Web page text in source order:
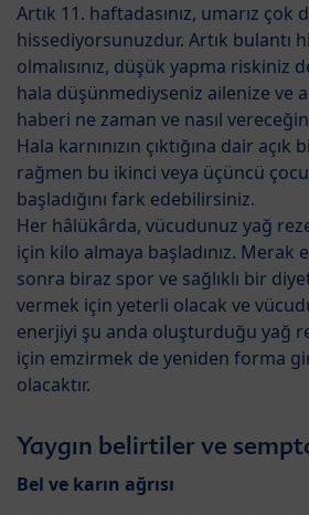
Artık 11. haftadasınız, umarız çok
hissediyorsunuzdur. Artık bulantı
olmalısınız, düşük yapma riskiniz
hala düşünmediyseniz ailenize ve
haberi ne zaman ve nasıl
Hala karnınızın çıktığına dair
rağmen bu ikinci veya üçüncü
başladığını fark edebilirsiniz.
Her hâlükârda, vücudunuz yağ
için kilo almaya başladınız.
sonra biraz spor ve sağlıklı bir diyet
vermek için yeterli olacak ve
enerjiyi şu anda oluşturduğu yağ
için emzirmek de yeniden forma
olacaktır.
Yaygın belirtiler ve
Bel ve karın ağrısı